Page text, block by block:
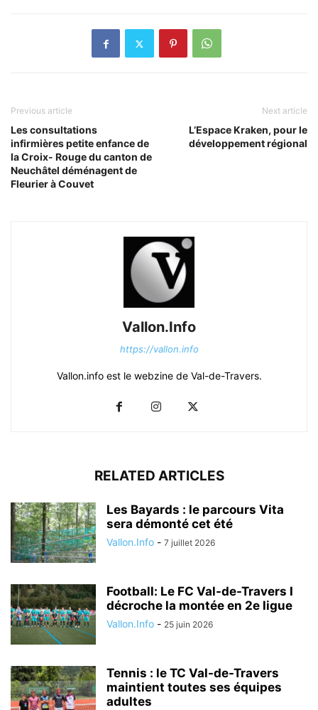
Previous article
Les consultations
infirmières petite enfance de
la Croix- Rouge du canton de
Neuchâtel déménagent de
Fleurier à Couvet
Next article
L’Espace Kraken, pour le
développement régional
Vallon.Info
https://vallon.info
Vallon.info est le webzine de Val-de-Travers.
RELATED ARTICLES
Les Bayards : le parcours Vita
sera démonté cet été
Vallon.Info - 7 juillet 2026
Football: Le FC Val-de-Travers I
décroche la montée en 2e ligue
Vallon.Info - 25 juin 2026
Tennis : le TC Val-de-Travers
maintient toutes ses équipes
adultes